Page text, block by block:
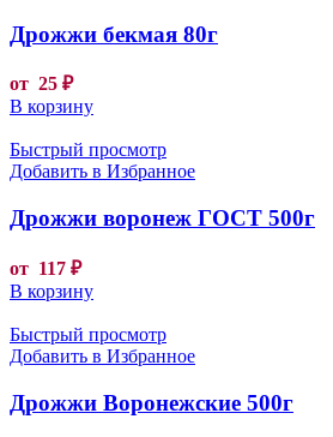
Дрожжи бекмая 80г
от 25 ₽
В корзину
Быстрый просмотр
Добавить в Избранное
Дрожжи воронеж ГОСТ 500г
от 117 ₽
В корзину
Быстрый просмотр
Добавить в Избранное
Дрожжи Воронежские 500г